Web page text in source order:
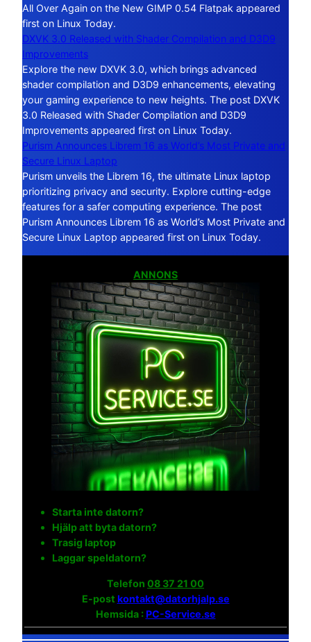
All Over Again on the New GIMP 0.54 Flatpak appeared
first on Linux Today.
DXVK 3.0 Released with Shader Compilation and D3D9
Improvements
Explore the new DXVK 3.0, which brings advanced
shader compilation and D3D9 enhancements, elevating
your gaming experience to new heights. The post DXVK
3.0 Released with Shader Compilation and D3D9
Improvements appeared first on Linux Today.
Purism Announces Librem 16 as World’s Most Private and
Secure Linux Laptop
Purism unveils the Librem 16, the ultimate Linux laptop
prioritizing privacy and security. Explore cutting-edge
features for a safer computing experience. The post
Purism Announces Librem 16 as World’s Most Private and
Secure Linux Laptop appeared first on Linux Today.
ANNONS
Starta inte datorn?
Hjälp att byta datorn?
Trasig laptop
Laggar speldatorn?
Telefon 08 37 21 00
E-post kontakt@datorhjalp.se
Hemsida :PC-Service.se